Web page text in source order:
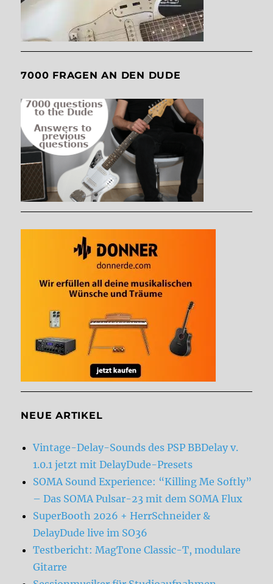
7000 FRAGEN AN DEN DUDE
NEUE ARTIKEL
Vintage-Delay-Sounds des PSP BBDelay v.
1.0.1 jetzt mit DelayDude-Presets
SOMA Sound Experience: “Killing Me Softly”
– Das SOMA Pulsar-23 mit dem SOMA Flux
SuperBooth 2026 + HerrSchneider &
DelayDude live im SO36
Testbericht: MagTone Classic-T, modulare
Gitarre